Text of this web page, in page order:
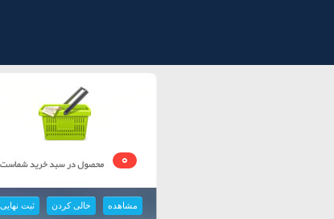
0
مشاهده خالی کردن ثبت نهایی